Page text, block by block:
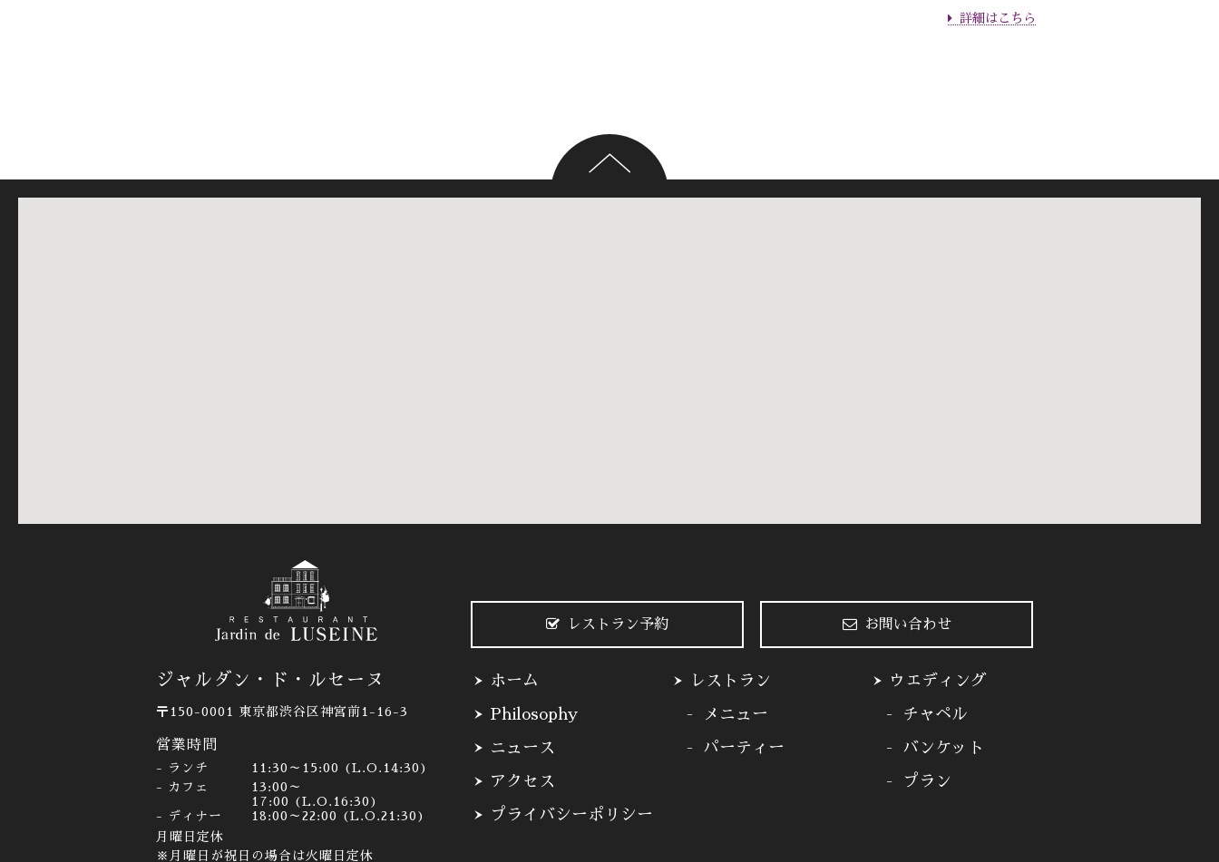
詳細はこちら
ジャルダン・ド・ルセーヌ
〒150-0001 東京都渋谷区神宮前1-16-3
営業時間
ランチ
11:30～15:00 (L.O.14:30)
カフェ
13:00～
17:00 (L.O.16:30)
ディナー
18:00～22:00 (L.O.21:30)
月曜日定休
※月曜日が祝日の場合は火曜日定休
レストラン予約 お問い合わせ
ホーム
Philosophy
ニュース
アクセス
プライバシーポリシー
レストラン
メニュー
パーティー
ウエディング
チャペル
バンケット
プラン